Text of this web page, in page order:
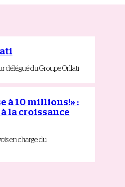
délégué du Groupe Orllati
à 10 millions!» :
la croissance
en charge du